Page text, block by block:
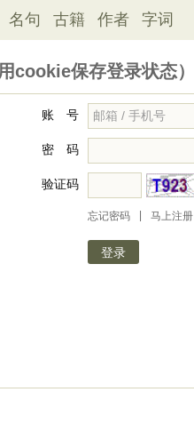
名句 古籍 作者 字词
cookie保存登录状态）
账 号
密 码
验证码
忘记密码 马上注册